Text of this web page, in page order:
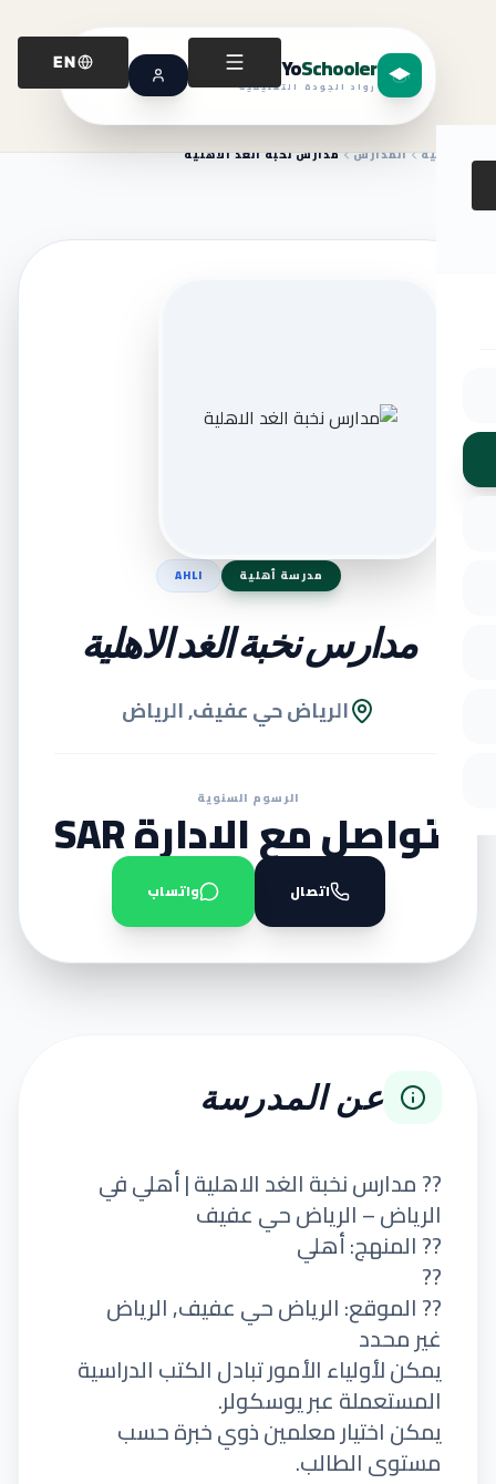
YoSchooler
رواد الجودة التعليمية
EN
الرئيسية المدارس مدارس نخبة الغد الاهلية
مدرسة أهلية AHLI
مدارس نخبة الغد الاهلية
الرياض حي عفيف, الرياض
الرسوم السنوية
تواصل مع الادارة SAR
اتصال واتساب
عن المدرسة
?? مدارس نخبة الغد الاهلية | أهلي في
الرياض – الرياض حي عفيف
?? المنهج: أهلي
??
?? الموقع: الرياض حي عفيف, الرياض
غير محدد
يمكن لأولياء الأمور تبادل الكتب الدراسية
المستعملة عبر يوسكولر.
يمكن اختيار معلمين ذوي خبرة حسب
مستوى الطالب.